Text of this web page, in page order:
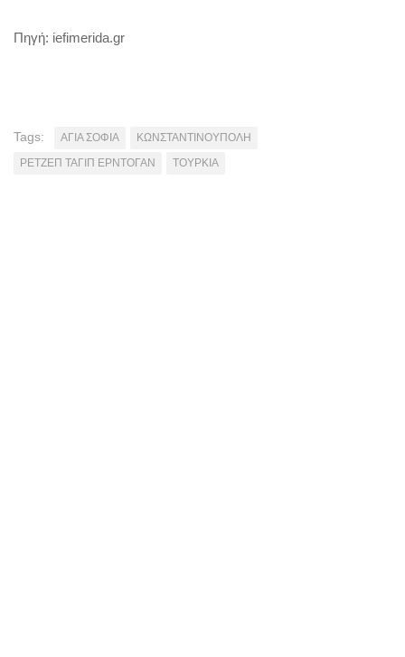
Πηγή: iefimerida.gr
Tags: ΑΓΙΑ ΣΟΦΙΑ
ΚΩΝΣΤΑΝΤΙΝΟΥΠΟΛΗ
ΡΕΤΖΕΠ ΤΑΓΙΠ ΕΡΝΤΟΓΑΝ
ΤΟΥΡΚΙΑ